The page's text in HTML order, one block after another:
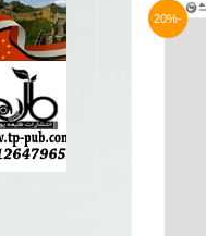
-20%